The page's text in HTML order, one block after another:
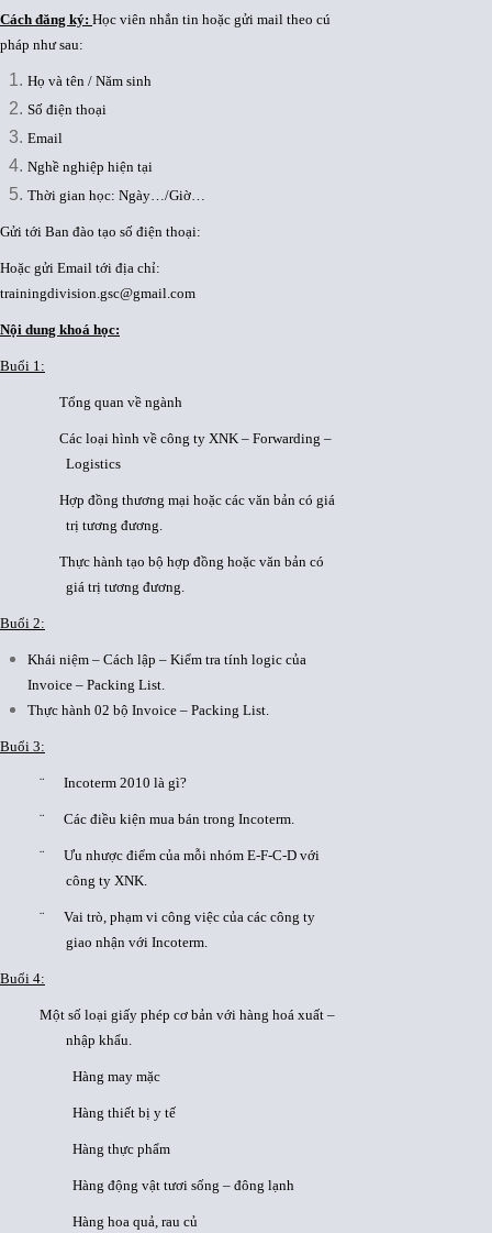
Cách đăng ký: Học viên nhắn tin hoặc gửi mail theo cú
pháp như sau:
Họ và tên / Năm sinh
Số điện thoại
Email
Nghề nghiệp hiện tại
Thời gian học: Ngày…/Giờ…
Gửi tới Ban đào tạo số điện thoại:
Hoặc gửi Email tới địa chỉ:
trainingdivision.gsc@gmail.com
Nội dung khoá học:
Buổi 1:
Tổng quan về ngành
Các loại hình về công ty XNK – Forwarding –
Logistics
Hợp đồng thương mại hoặc các văn bản có giá
trị tương đương.
Thực hành tạo bộ hợp đồng hoặc văn bản có
giá trị tương đương.
Buổi 2:
Khái niệm – Cách lập – Kiểm tra tính logic của
Invoice – Packing List.
Thực hành 02 bộ Invoice – Packing List.
Buổi 3:
¨ Incoterm 2010 là gì?
¨ Các điều kiện mua bán trong Incoterm.
¨ Ưu nhược điểm của mỗi nhóm E-F-C-D với
công ty XNK.
¨ Vai trò, phạm vi công việc của các công ty
giao nhận với Incoterm.
Buổi 4:
Một số loại giấy phép cơ bản với hàng hoá xuất –
nhập khẩu.
Hàng may mặc
Hàng thiết bị y tế
Hàng thực phẩm
Hàng động vật tươi sống – đông lạnh
Hàng hoa quả, rau củ